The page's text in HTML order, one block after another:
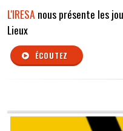
L'IRESA nous présente les
Lieux
ÉCOUTEZ